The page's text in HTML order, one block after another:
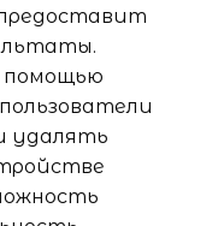
помощью
удалять